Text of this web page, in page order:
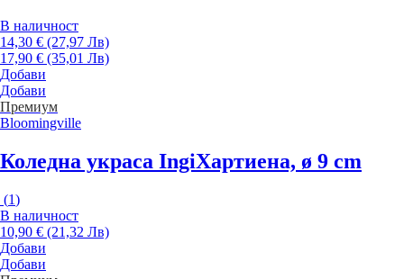
В наличност
14,30 € (27,97 Лв)
17,90 € (35,01 Лв)
Добави
Добави
Премиум
Bloomingville
Коледна украса IngiХартиена, ø 9 cm
(1)
В наличност
10,90 € (21,32 Лв)
Добави
Добави